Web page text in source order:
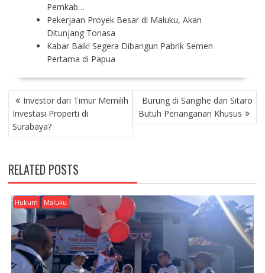
Pemkab…
Pekerjaan Proyek Besar di Maluku, Akan
Ditunjang Tonasa
Kabar Baik! Segera Dibangun Pabrik Semen
Pertama di Papua
P
O
S
T
A
V
I
G
A
T
O
N
Investor dari Timur Memilih
Investasi Properti di
Surabaya?
Burung di Sangihe dan Sitaro
Butuh Penanganan Khusus
RELATED POSTS
Hukum Maluku